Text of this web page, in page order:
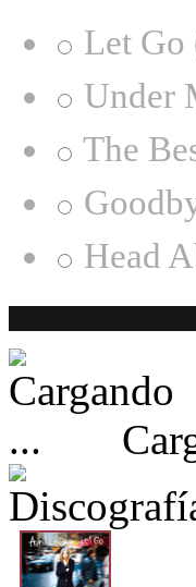
Let Go
Under
The
Head